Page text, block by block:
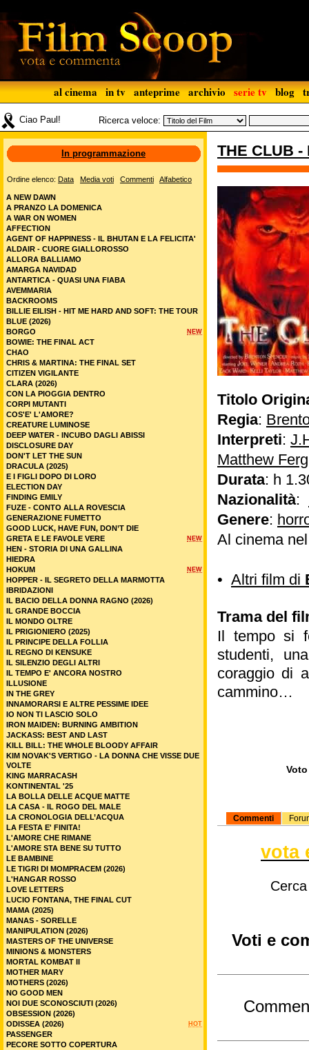
al cinema in tv anteprime archivio serie tv blog
Ciao Paul! Ricerca veloce:
THE CLUB -
Titolo
Regia:
Interpreti:
Matthew
Durata: h
Nazionalità:
Genere:
Al cinema
• Altri film di
Trama del
Il tempo si
studenti,
coraggio di
cammino…
Commenti
vota
Voti e
In programmazione
Ordine elenco: Data Media voti Commenti Alfabetico
A NEW DAWN
A PRANZO LA DOMENICA
A WAR ON WOMEN
AFFECTION
AGENT OF HAPPINESS - IL BHUTAN E LA FELICITA'
ALDAIR - CUORE GIALLOROSSO
ALLORA BALLIAMO
AMARGA NAVIDAD
ANTARTICA - QUASI UNA FIABA
AVEMMARIA
BACKROOMS
BILLIE EILISH - HIT ME HARD AND SOFT: THE TOUR
BLUE (2026)
NEW
BORGO
BOWIE: THE FINAL ACT
CHAO
CHRIS & MARTINA: THE FINAL SET
CITIZEN VIGILANTE
CLARA (2026)
CON LA PIOGGIA DENTRO
CORPI MUTANTI
COS'E' L'AMORE?
CREATURE LUMINOSE
DEEP WATER - INCUBO DAGLI ABISSI
DISCLOSURE DAY
DON'T LET THE SUN
DRACULA (2025)
E I FIGLI DOPO DI LORO
ELECTION DAY
FINDING EMILY
FUZE - CONTO ALLA ROVESCIA
GENERAZIONE FUMETTO
GOOD LUCK, HAVE FUN, DON’T DIE
NEW
GRETA E LE FAVOLE VERE
HEN - STORIA DI UNA GALLINA
HIEDRA
NEW
HOKUM
HOPPER - IL SEGRETO DELLA MARMOTTA
IBRIDAZIONI
IL BACIO DELLA DONNA RAGNO (2026)
IL GRANDE BOCCIA
IL MONDO OLTRE
IL PRIGIONIERO (2025)
IL PRINCIPE DELLA FOLLIA
IL REGNO DI KENSUKE
IL SILENZIO DEGLI ALTRI
IL TEMPO E' ANCORA NOSTRO
ILLUSIONE
IN THE GREY
INNAMORARSI E ALTRE PESSIME IDEE
IO NON TI LASCIO SOLO
IRON MAIDEN: BURNING AMBITION
JACKASS: BEST AND LAST
KILL BILL: THE WHOLE BLOODY AFFAIR
KIM NOVAK'S VERTIGO - LA DONNA CHE VISSE DUE
VOLTE
KING MARRACASH
KONTINENTAL '25
LA BOLLA DELLE ACQUE MATTE
LA CASA - IL ROGO DEL MALE
LA CRONOLOGIA DELL’ACQUA
LA FESTA E' FINITA!
L'AMORE CHE RIMANE
L'AMORE STA BENE SU TUTTO
LE BAMBINE
LE TIGRI DI MOMPRACEM (2026)
L'HANGAR ROSSO
LOVE LETTERS
LUCIO FONTANA, THE FINAL CUT
MAMA (2025)
MANAS - SORELLE
MANIPULATION (2026)
MASTERS OF THE UNIVERSE
MINIONS & MONSTERS
MORTAL KOMBAT II
MOTHER MARY
MOTHERS (2026)
NO GOOD MEN
NOI DUE SCONOSCIUTI (2026)
OBSESSION (2026)
HOT
ODISSEA (2026)
PASSENGER
PECORE SOTTO COPERTURA